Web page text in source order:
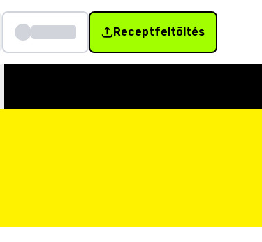
Receptfeltöltés